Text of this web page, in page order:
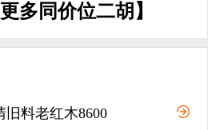
多同价位二胡】
旧料老红木8600